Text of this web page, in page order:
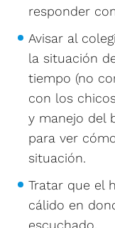
responder
Avisar al
la situación
tiempo (no
con los
y manejo del
para ver
situación.
Tratar que el
cálido en
escuchado.